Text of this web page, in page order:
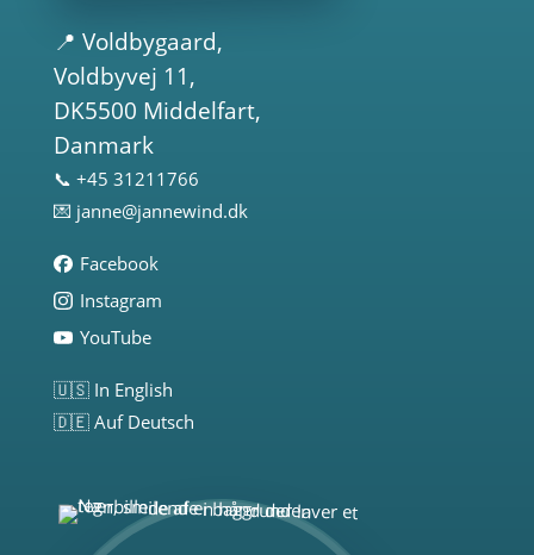
📍 Voldbygaard,
Voldbyvej 11,
DK5500 Middelfart,
Danmark
📞 +45 31211766
💌 janne@jannewind.dk
Facebook
Instagram
YouTube
🇺🇸 In English
🇩🇪 Auf Deutsch